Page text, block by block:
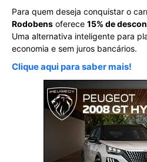
Para quem deseja conquistar o
Rodobens oferece 15% de
Uma alternativa inteligente para
economia e sem juros bancários.
Clique aqui para saber mais!